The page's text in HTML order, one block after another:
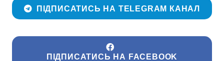
ПІДПИСАТИСЬ НА TELEGRAM КАНАЛ
ПІДПИСАТИСЬ НА FACEBOOK